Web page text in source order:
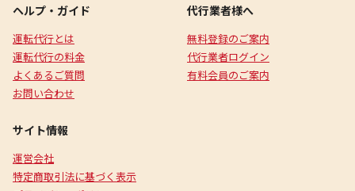
ヘルプ・ガイド
運転代行とは
運転代行の料金
よくあるご質問
お問い合わせ
代行業者様へ
無料登録のご案内
代行業者ログイン
有料会員のご案内
サイト情報
運営会社
特定商取引法に基づく表示